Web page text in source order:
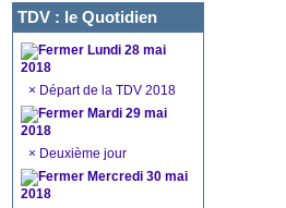
TDV : le Quotidien
Lundi 28 mai
2018
× Départ de la TDV 2018
Mardi 29 mai
2018
× Deuxième jour
Mercredi 30 mai
2018